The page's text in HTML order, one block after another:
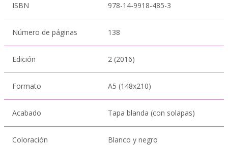
ISBN 978-14-9918-485-3
Número de páginas 138
Edición 2 (2016)
Formato A5 (148x210)
Acabado Tapa blanda (con solapas)
Coloración Blanco y negro